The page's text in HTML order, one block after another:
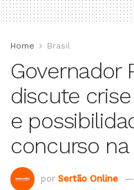
Home Brasil
Governador
discute
e
concurso na
por Sertão Online